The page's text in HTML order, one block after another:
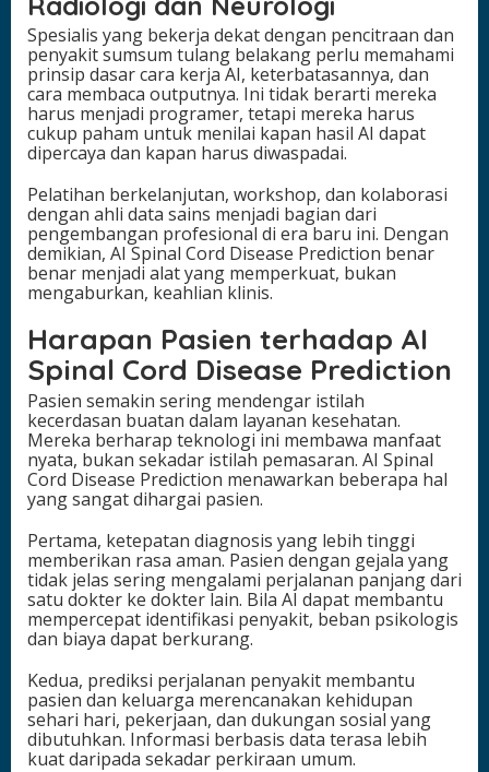
Spesialis yang bekerja dekat dengan pencitraan dan
penyakit sumsum tulang belakang perlu memahami
prinsip dasar cara kerja AI, keterbatasannya, dan
cara membaca outputnya. Ini tidak berarti mereka
harus menjadi programer, tetapi mereka harus
cukup paham untuk menilai kapan hasil AI dapat
dipercaya dan kapan harus diwaspadai.
Pelatihan berkelanjutan, workshop, dan kolaborasi
dengan ahli data sains menjadi bagian dari
pengembangan profesional di era baru ini. Dengan
demikian, AI Spinal Cord Disease Prediction benar
benar menjadi alat yang memperkuat, bukan
mengaburkan, keahlian klinis.
Harapan Pasien terhadap AI
Spinal Cord Disease Prediction
Pasien semakin sering mendengar istilah
kecerdasan buatan dalam layanan kesehatan.
Mereka berharap teknologi ini membawa manfaat
nyata, bukan sekadar istilah pemasaran. AI Spinal
Cord Disease Prediction menawarkan beberapa hal
yang sangat dihargai pasien.
Pertama, ketepatan diagnosis yang lebih tinggi
memberikan rasa aman. Pasien dengan gejala yang
tidak jelas sering mengalami perjalanan panjang dari
satu dokter ke dokter lain. Bila AI dapat membantu
mempercepat identifikasi penyakit, beban psikologis
dan biaya dapat berkurang.
Kedua, prediksi perjalanan penyakit membantu
pasien dan keluarga merencanakan kehidupan
sehari hari, pekerjaan, dan dukungan sosial yang
dibutuhkan. Informasi berbasis data terasa lebih
kuat daripada sekadar perkiraan umum.